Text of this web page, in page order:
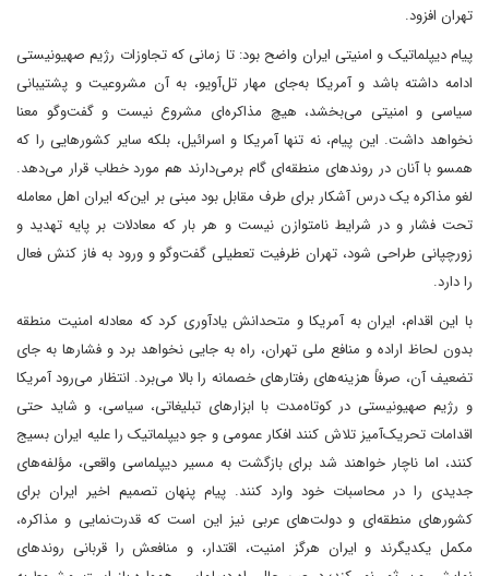
تهران افزود.
پیام دیپلماتیک و امنیتی ایران واضح بود: تا زمانی که تجاوزات رژیم صهیونیستی
ادامه داشته باشد و آمریکا به‌جای مهار تل‌آویو، به آن مشروعیت و پشتیبانی
سیاسی و امنیتی می‌بخشد، هیچ مذاکره‌ای مشروع نیست و گفت‌وگو معنا
نخواهد داشت. این پیام، نه تنها آمریکا و اسرائیل، بلکه سایر کشورهایی را که
همسو با آنان در روندهای منطقه‌ای گام برمی‌دارند هم مورد خطاب قرار می‌دهد.
لغو مذاکره یک درس آشکار برای طرف مقابل بود مبنی بر این‌که ایران اهل معامله
تحت فشار و در شرایط نامتوازن نیست و هر بار که معادلات بر پایه تهدید و
زورچپانی طراحی شود، تهران ظرفیت تعطیلی گفت‌وگو و ورود به فاز کنش فعال
را دارد.
با این اقدام، ایران به آمریکا و متحدانش یادآوری کرد که معادله امنیت منطقه
بدون لحاظ اراده و منافع ملی تهران، راه به جایی نخواهد برد و فشارها به جای
تضعیف آن، صرفاً هزینه‌های رفتارهای خصمانه را بالا می‌برد. انتظار می‌رود آمریکا
و رژیم صهیونیستی در کوتاه‌مدت با ابزارهای تبلیغاتی، سیاسی، و شاید حتی
اقدامات تحریک‌آمیز تلاش کنند افکار عمومی و جو دیپلماتیک را علیه ایران بسیج
کنند، اما ناچار خواهند شد برای بازگشت به مسیر دیپلماسی واقعی، مؤلفه‌های
جدیدی را در محاسبات خود وارد کنند. پیام پنهان تصمیم اخیر ایران برای
کشورهای منطقه‌ای و دولت‌های عربی نیز این است که قدرت‌نمایی و مذاکره،
مکمل یکدیگرند و ایران هرگز امنیت، اقتدار، و منافعش را قربانی روندهای